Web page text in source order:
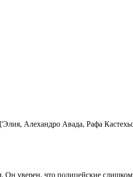
Алехандро Авада, Рафа
Он уверен, что полицейские